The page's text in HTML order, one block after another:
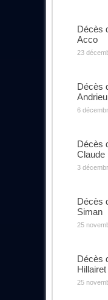
Décès
Acco
23
Décès
Andrieu
6
Décès
Claude
3
Décès
Siman
25
Décès
Hillairet
25